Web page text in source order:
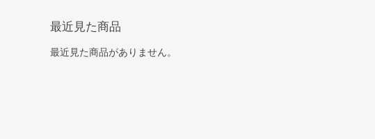
最近見た商品
最近見た商品がありません。